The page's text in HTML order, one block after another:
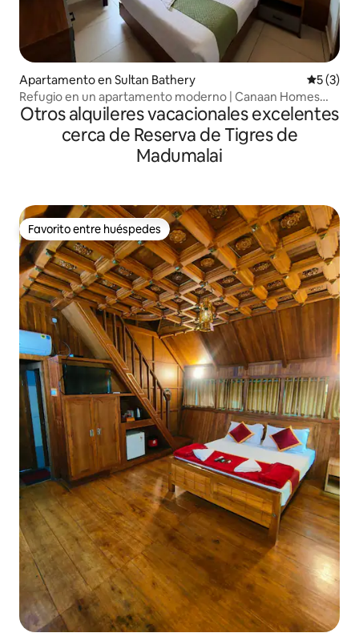
Apartamento en Sultan Bathery
5 (3)
Refugio en un apartamento moderno | Canaan Homes
Wayanad
Otros alquileres vacacionales excelentes
cerca de Reserva de Tigres de
Madumalai
Favorito entre huéspedes
Favorito entre huéspedes